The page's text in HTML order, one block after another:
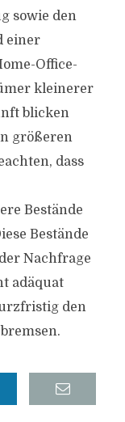
sowie den
einer
Office-
kleinerer
blicken
größeren
dass
Bestände
Bestände
Nachfrage
adäquat
den